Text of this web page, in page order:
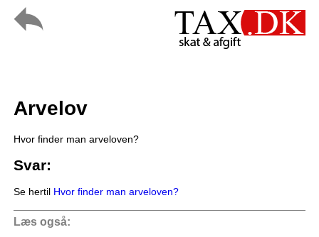
Arvelov
Hvor finder man arveloven?
Svar:
Se hertil Hvor finder man arveloven?
Læs også: